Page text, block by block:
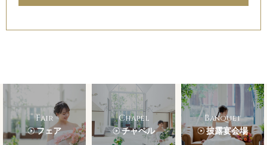
Fair
フェア
Chapel
チャペル
Banquet
披露宴会場